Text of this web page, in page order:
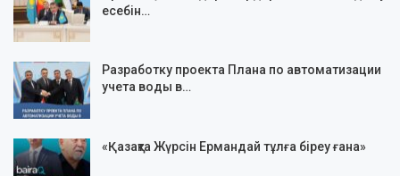
есебін…
Разработку проекта Плана по автоматизации
учета воды в…
«Қазақта Жүрсін Ермандай тұлға біреу ғана»